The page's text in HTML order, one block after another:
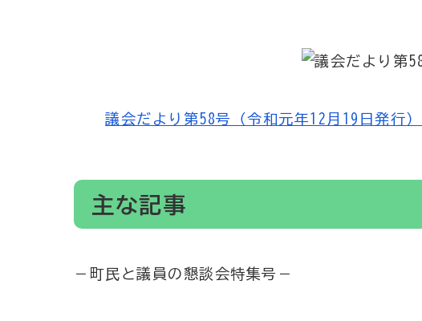
議会だより第58号（令和元年12月19日発行
主な記事
－町民と議員の懇談会特集号－